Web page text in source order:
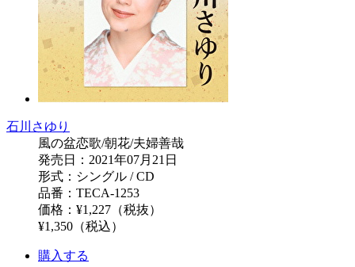
石川さゆり
風の盆恋歌/朝花/夫婦善哉
発売日：2021年07月21日
形式：シングル / CD
品番：TECA-1253
価格：¥1,227（税抜）
¥1,350（税込）
購入する